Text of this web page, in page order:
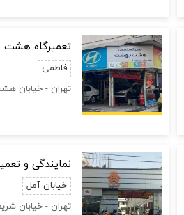
تعمیرگاه
فاطمی
تهران - خیابان
نمایندگی و
خیابان آمل
تهران - خيابان